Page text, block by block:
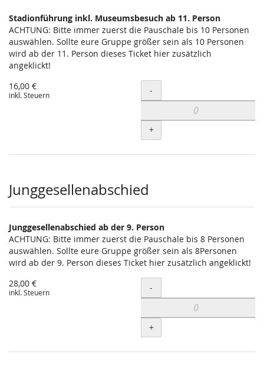
Stadionführung inkl. Museumsbesuch ab 11. Person
ACHTUNG: Bitte immer zuerst die Pauschale bis 10 Personen
auswählen. Sollte eure Gruppe größer sein als 10 Personen
wird ab der 11. Person dieses Ticket hier zusätzlich
angeklickt!
16,00 €
inkl. Steuern Menge
-
+
Junggesellenabschied
Junggesellenabschied ab der 9. Person
ACHTUNG: Bitte immer zuerst die Pauschale bis 8 Personen
auswählen. Sollte eure Gruppe größer sein als 8Personen
wird ab der 9. Person dieses Ticket hier zusätzlich angeklickt!
28,00 €
inkl. Steuern Menge
-
+